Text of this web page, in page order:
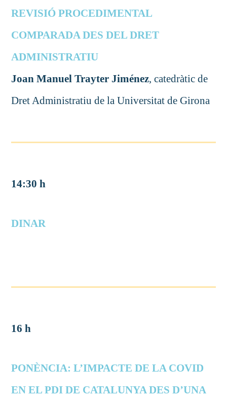
REVISIÓ PROCEDIMENTAL
COMPARADA DES DEL DRET
ADMINISTRATIU
Joan Manuel Trayter Jiménez, catedràtic de
Dret Administratiu de la Universitat de Girona
14:30 h
DINAR
16 h
PONÈNCIA: L’IMPACTE DE LA COVID
EN EL PDI DE CATALUNYA DES D’UNA